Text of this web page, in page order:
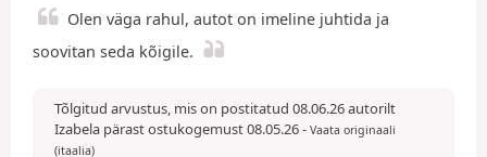
Olen väga rahul, autot on imeline juhtida ja
soovitan seda kõigile.
Tõlgitud arvustus, mis on postitatud 08.06.26 autorilt
Izabela pärast ostukogemust 08.05.26- Vaata originaali
(itaalia)